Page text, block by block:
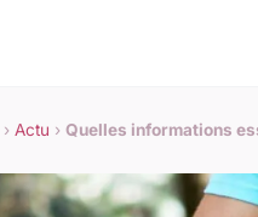
› Actu › Quelles informations